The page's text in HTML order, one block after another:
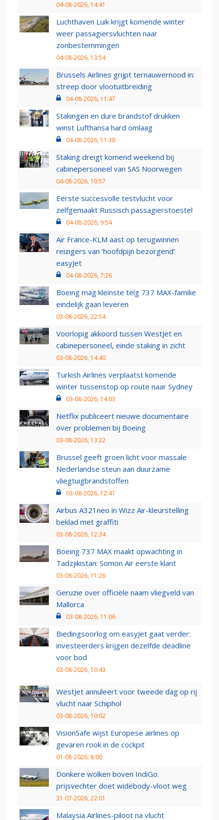
04-08-2026, 14:41
Luchthaven Luik krijgt komende winter
weer passagiersvluchten naar
zonbestemmingen
04-08-2026, 13:54
Brussels Airlines grijpt ternauwernood in:
streep door vlootuitbreiding
04-08-2026, 11:47
Stakingen en dure brandstof drukken
winst Lufthansa hard omlaag
04-08-2026, 11:38
Staking dreigt komend weekend bij
cabinepersoneel van SAS Noorwegen
04-08-2026, 10:57
Eerste succesvolle testvlucht voor
zelfgemaakt Russisch passagierstoestel
04-08-2026, 9:54
Air France-KLM aast op terugwinnen
reizigers van ‘hoofdpijn bezorgend’
easyJet
04-08-2026, 7:26
Boeing mag kleinste telg 737 MAX-familie
eindelijk gaan leveren
03-08-2026, 22:54
Voorlopig akkoord tussen WestJet en
cabinepersoneel, einde staking in zicht
03-08-2026, 14:40
Turkish Airlines verplaatst komende
winter tussenstop op route naar Sydney
03-08-2026, 14:03
Netflix publiceert nieuwe documentaire
over problemen bij Boeing
03-08-2026, 13:22
Brussel geeft groen licht voor massale
Nederlandse steun aan duurzame
vliegtuigbrandstoffen
03-08-2026, 12:41
Airbus A321neo in Wizz Air-kleurstelling
beklad met graffiti
03-08-2026, 12:34
Boeing 737 MAX maakt opwachting in
Tadzjikistan: Somon Air eerste klant
03-08-2026, 11:26
Geruzie over officiële naam vliegveld van
Mallorca
03-08-2026, 11:06
Biedingsoorlog om easyJet gaat verder:
investeerders krijgen dezelfde deadline
voor bod
03-08-2026, 10:43
WestJet annuleert voor tweede dag op rij
vlucht naar Schiphol
03-08-2026, 10:02
VisionSafe wijst Europese airlines op
gevaren rook in de cockpit
01-08-2026, 8:00
Donkere wolken boven IndiGo:
prijsvechter doet widebody-vloot weg
31-07-2026, 22:01
Malaysia Airlines-piloot na vlucht